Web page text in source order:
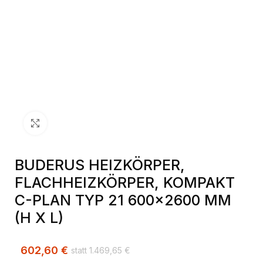
BUDERUS HEIZKÖRPER,
FLACHHEIZKÖRPER, KOMPAKT
C-PLAN TYP 21 600×2600 MM
(H X L)
1.469,65 €
602,60 €